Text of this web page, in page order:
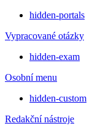
hidden-portals
Vypracované otázky
hidden-exam
Osobní menu
hidden-custom
Redakční nástroje